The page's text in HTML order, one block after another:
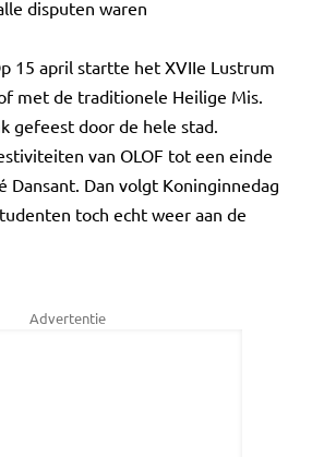
disputen waren
15 april startte het XVIIe Lustrum
met de traditionele Heilige Mis.
gefeest door de hele stad.
van OLOF tot een einde
Dansant. Dan volgt Koninginnedag
toch echt weer aan de
Advertentie